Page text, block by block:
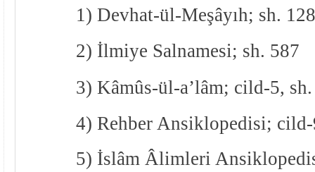
1) Devhat-ül-Meşâyıh; sh. 128
2) İlmiye Salnamesi; sh. 587
3) Kâmûs-ül-a’lâm; cild-5,
4) Rehber Ansiklopedisi; cild-
5) İslâm Âlimleri